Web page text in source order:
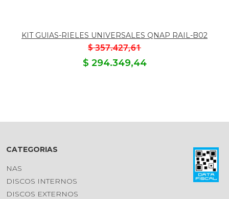
KIT GUIAS-RIELES UNIVERSALES QNAP RAIL-B02
$ 357.427,61
$ 294.349,44
CATEGORIAS
NAS
DISCOS INTERNOS
DISCOS EXTERNOS